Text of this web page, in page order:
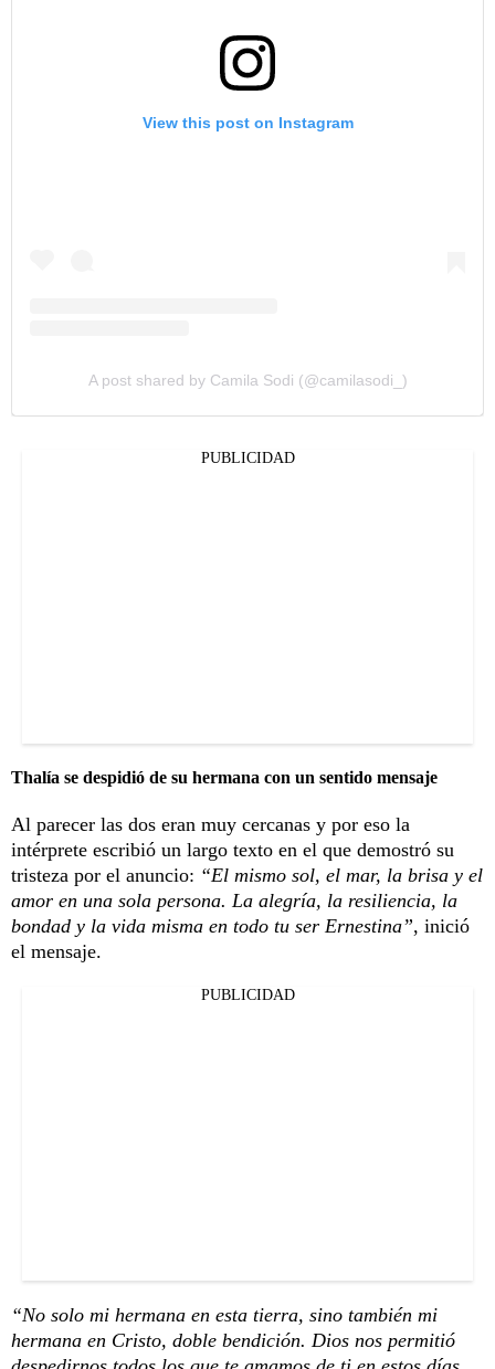
View this post on Instagram
A post shared by Camila Sodi (@camilasodi_)
PUBLICIDAD
Thalía se despidió de su hermana con un sentido mensaje
Al parecer las dos eran muy cercanas y por eso la
intérprete escribió un largo texto en el que demostró su
tristeza por el anuncio: “El mismo sol, el mar, la brisa y el
amor en una sola persona. La alegría, la resiliencia, la
bondad y la vida misma en todo tu ser Ernestina”, inició
el mensaje.
PUBLICIDAD
“No solo mi hermana en esta tierra, sino también mi
hermana en Cristo, doble bendición. Dios nos permitió